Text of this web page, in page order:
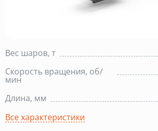
Вес шаров, т
Скорость вращения, об/
мин
Длина, мм
Все характеристики